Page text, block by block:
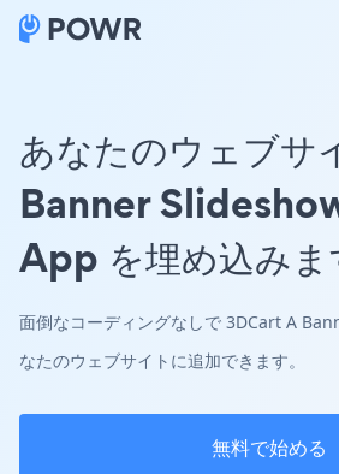
あなたのウェブサ
Banner
App を埋め込みま
面倒なコーディングなしで 3DCart A
なたのウェブサイトに追加できます。
無料で始める